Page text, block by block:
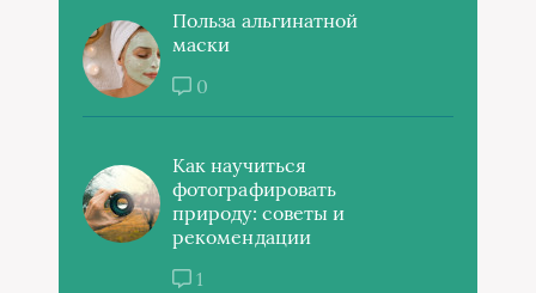
Польза альгинатной
маски
0
Как научиться
фотографировать
природу: советы и
рекомендации
1